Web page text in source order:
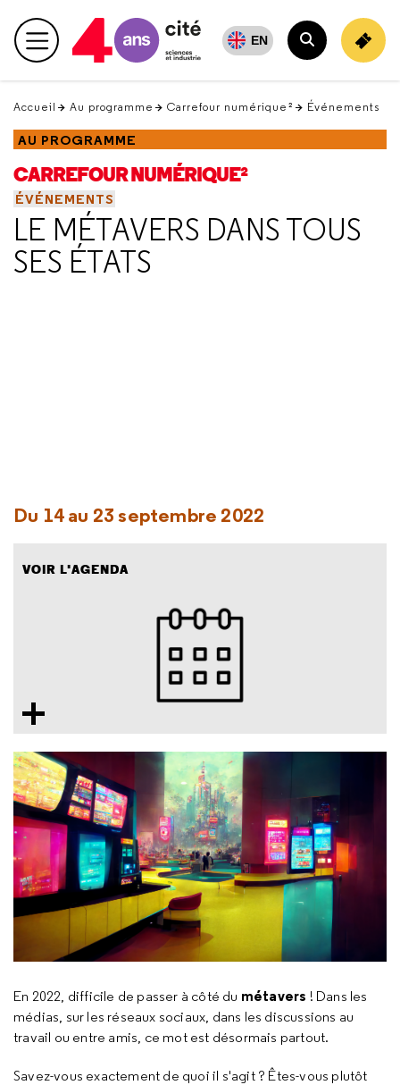
en
haut Menu principal EN
Rechercher
Accueil Au programme Carrefour numérique² Événements
AU PROGRAMME
CARREFOUR NUMÉRIQUE²
ÉVÉNEMENTS
LE MÉTAVERS DANS TOUS
SES ÉTATS
Du 14 au 23 septembre 2022
VOIR L'AGENDA
En 2022, difficile de passer à côté du métavers ! Dans les
médias, sur les réseaux sociaux, dans les discussions au
travail ou entre amis, ce mot est désormais partout.
Savez-vous exactement de quoi il s'agit ? Êtes-vous plutôt